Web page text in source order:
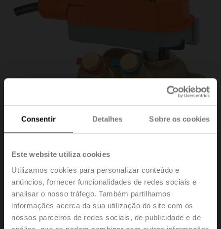
Consentir Detalhes Sobre os cookies
Este website utiliza cookies
Utilizamos cookies para personalizar conteúdo e
anúncios, fornecer funcionalidades de redes sociais e
analisar o nosso tráfego. Também partilhamos
informações acerca da sua utilização do site com os
nossos parceiros de redes sociais, de publicidade e de
Z2050QPT-F+CQB24-
3